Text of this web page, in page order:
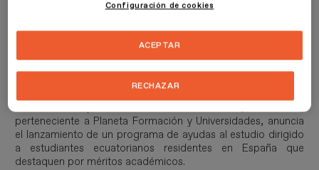
Barcelona.
El periodo de inscripción permanece abierto
hasta el 30 de junio.
perteneciente a Planeta Formación y Universidades, anuncia
el lanzamiento de un programa de ayudas al estudio dirigido
a estudiantes ecuatorianos residentes en España que
destaquen por méritos académicos.
Configuración de cookies
RECHAZAR
ACEPTAR